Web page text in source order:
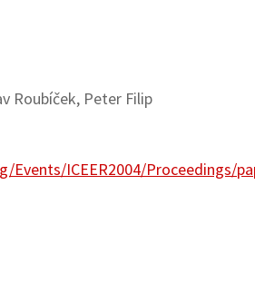
Roubíček, Peter Filip
Events/ICEER2004/Proceedings/